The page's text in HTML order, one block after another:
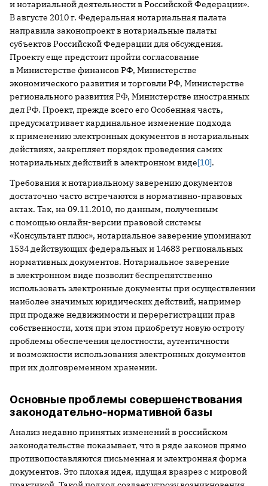
и нотариальной деятельности в Российской Федерации».
В августе 2010 г. Федеральная нотариальная палата
направила законопроект в нотариальные палаты
субъектов Российской Федерации для обсуждения.
Проекту еще предстоит пройти согласование
в Министерстве финансов РФ, Министерстве
экономического развития и торговли РФ, Министерстве
регионального развития РФ, Министерстве иностранных
дел РФ. Проект, прежде всего его Особенная часть,
предусматривает кардинальное изменение подхода
к применению электронных документов в нотариальных
действиях, закрепляет порядок проведения самих
нотариальных действий в электронном виде[10].
Требования к нотариальному заверению документов
достаточно часто встречаются в нормативно-правовых
актах. Так, на 09.11.2010, по данным, полученным
с помощью онлайн-версии правовой системы
«Консультант плюс», нотариальное заверение упоминают
1534 действующих федеральных и 14683 региональных
нормативных документов. Нотариальное заверение
в электронном виде позволит беспрепятственно
использовать электронные документы при осуществлении
наиболее значимых юридических действий, например
при продаже недвижимости и перерегистрации прав
собственности, хотя при этом приобретут новую остроту
проблемы обеспечения целостности, аутентичности
и возможности использования электронных документов
при их долговременном хранении.
Основные проблемы совершенствования
законодательно-нормативной базы
Анализ недавно принятых изменений в российском
законодательстве показывает, что в ряде законов прямо
противопоставляются письменная и электронная форма
документов. Это плохая идея, идущая вразрез с мировой